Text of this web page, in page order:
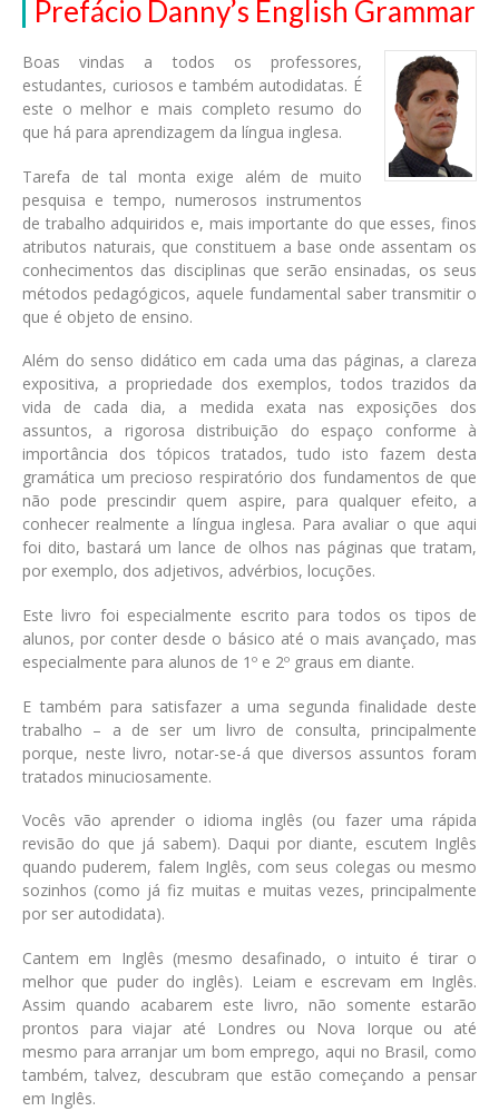
Prefácio Danny’s English Grammar
Boas vindas a todos os professores,
estudantes, curiosos e também autodidatas. É
este o melhor e mais completo resumo do
que há para aprendizagem da língua inglesa.
Tarefa de tal monta exige além de muito
pesquisa e tempo, numerosos instrumentos
de trabalho adquiridos e, mais importante do que esses, finos
atributos naturais, que constituem a base onde assentam os
conhecimentos das disciplinas que serão ensinadas, os seus
métodos pedagógicos, aquele fundamental saber transmitir o
que é objeto de ensino.
Além do senso didático em cada uma das páginas, a clareza
expositiva, a propriedade dos exemplos, todos trazidos da
vida de cada dia, a medida exata nas exposições dos
assuntos, a rigorosa distribuição do espaço conforme à
importância dos tópicos tratados, tudo isto fazem desta
gramática um precioso respiratório dos fundamentos de que
não pode prescindir quem aspire, para qualquer efeito, a
conhecer realmente a língua inglesa. Para avaliar o que aqui
foi dito, bastará um lance de olhos nas páginas que tratam,
por exemplo, dos adjetivos, advérbios, locuções.
Este livro foi especialmente escrito para todos os tipos de
alunos, por conter desde o básico até o mais avançado, mas
especialmente para alunos de 1º e 2º graus em diante.
E também para satisfazer a uma segunda finalidade deste
trabalho – a de ser um livro de consulta, principalmente
porque, neste livro, notar-se-á que diversos assuntos foram
tratados minuciosamente.
Vocês vão aprender o idioma inglês (ou fazer uma rápida
revisão do que já sabem). Daqui por diante, escutem Inglês
quando puderem, falem Inglês, com seus colegas ou mesmo
sozinhos (como já fiz muitas e muitas vezes, principalmente
por ser autodidata).
Cantem em Inglês (mesmo desafinado, o intuito é tirar o
melhor que puder do inglês). Leiam e escrevam em Inglês.
Assim quando acabarem este livro, não somente estarão
prontos para viajar até Londres ou Nova Iorque ou até
mesmo para arranjar um bom emprego, aqui no Brasil, como
também, talvez, descubram que estão começando a pensar
em Inglês.